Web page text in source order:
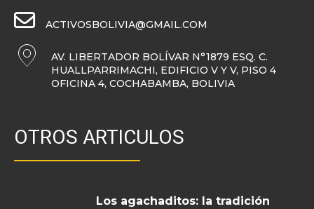
ACTIVOSBOLIVIA@GMAIL.COM
AV. LIBERTADOR BOLÍVAR N°1879 ESQ. C.
HUALLPARRIMACHI, EDIFICIO V Y V, PISO 4
OFICINA 4, COCHABAMBA, BOLIVIA
OTROS ARTICULOS
Los agachaditos: la tradición